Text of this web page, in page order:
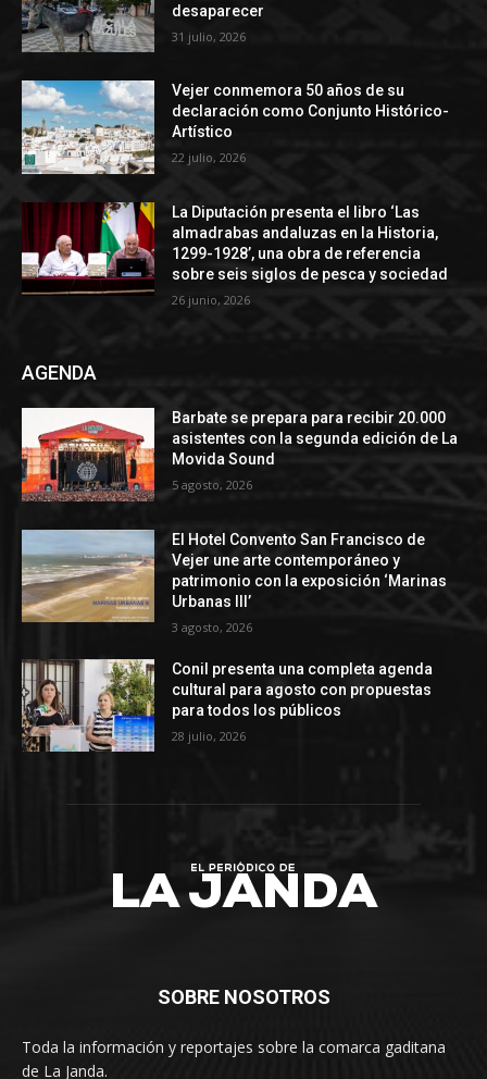
desaparecer
31 julio, 2026
Vejer conmemora 50 años de su
declaración como Conjunto Histórico-
Artístico
22 julio, 2026
La Diputación presenta el libro ‘Las
almadrabas andaluzas en la Historia,
1299-1928’, una obra de referencia
sobre seis siglos de pesca y sociedad
26 junio, 2026
AGENDA
Barbate se prepara para recibir 20.000
asistentes con la segunda edición de La
Movida Sound
5 agosto, 2026
El Hotel Convento San Francisco de
Vejer une arte contemporáneo y
patrimonio con la exposición ‘Marinas
Urbanas III’
3 agosto, 2026
Conil presenta una completa agenda
cultural para agosto con propuestas
para todos los públicos
28 julio, 2026
SOBRE NOSOTROS
Toda la información y reportajes sobre la comarca gaditana
de La Janda.